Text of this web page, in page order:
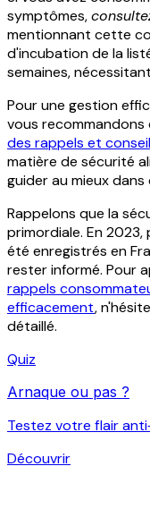
symptômes,
mentionnant cette
d'incubation de la
semaines,
Pour une gestion
vous
des rappels et
matière de sécurité
guider au mieux
Rappelons que la
primordiale. En
été enregistrés en
rester informé. Pour
rappels
efficacement,
détaillé.
Quiz
Arnaque ou pas ?
Testez votre flair
Découvrir